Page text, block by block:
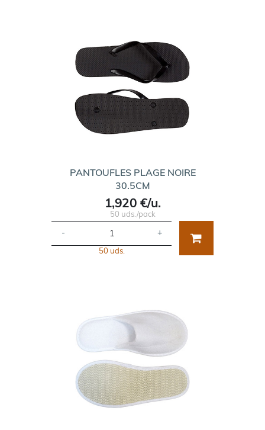
PANTOUFLES PLAGE NOIRE
30.5CM
1,920 €/u.
50 uds./pack
- +
50 uds.